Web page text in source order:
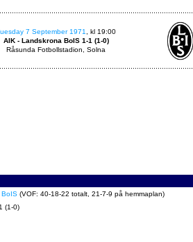
7 September 1971
, kl 19:00
AIK - Landskrona BoIS 1-1 (1-0)
Råsunda Fotbollstadion, Solna
BoIS (VOF: 40-18-22 totalt, 21-7-9 på hemmaplan)
(1-0)